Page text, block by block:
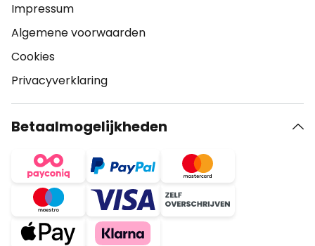
Impressum
Algemene voorwaarden
Cookies
Privacyverklaring
Betaalmogelijkheden